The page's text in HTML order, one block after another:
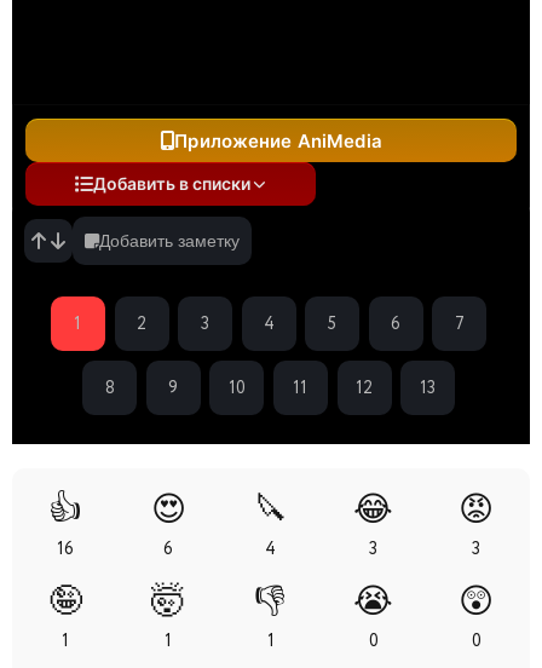
Приложение AniMedia
Добавить в списки
Добавить заметку
1 2 3 4 5 6 7
8 9 10 11 12 13
👍
16
😍
6
🔪
4
😂
3
😡
3
🤪
1
🤯
1
👎
1
😭
0
😲
0